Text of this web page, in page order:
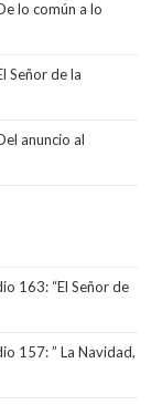
lo común a lo
Señor de la
anuncio al
163: “El Señor de
157: ” La Navidad,